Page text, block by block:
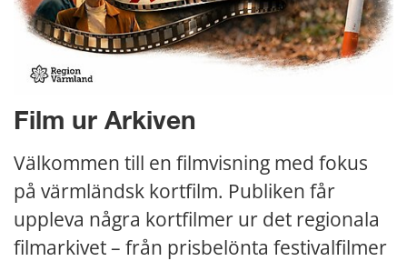
Film ur Arkiven
Välkommen till en filmvisning med fokus
på värmländsk kortfilm. Publiken får
uppleva några kortfilmer ur det regionala
filmarkivet – från prisbelönta festivalfilmer